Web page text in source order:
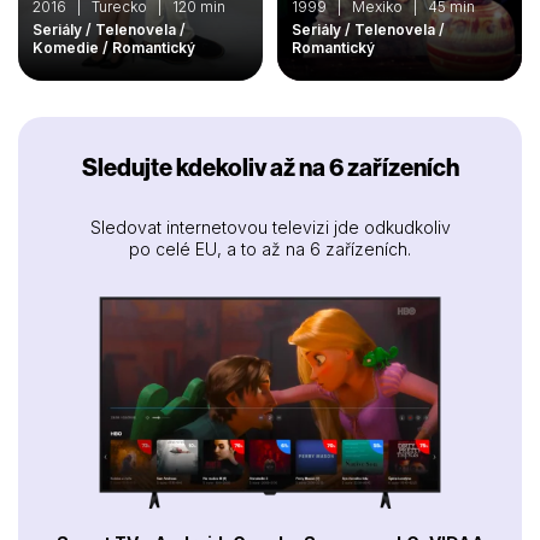
2016 | Turecko | 120 min
Seriály / Telenovela /
Komedie / Romantický
1999 | Mexiko | 45 min
Seriály / Telenovela /
Romantický
Sledujte kdekoliv až na 6 zařízeních
Sledovat internetovou televizi jde odkudkoliv
po celé EU, a to až na 6 zařízeních.